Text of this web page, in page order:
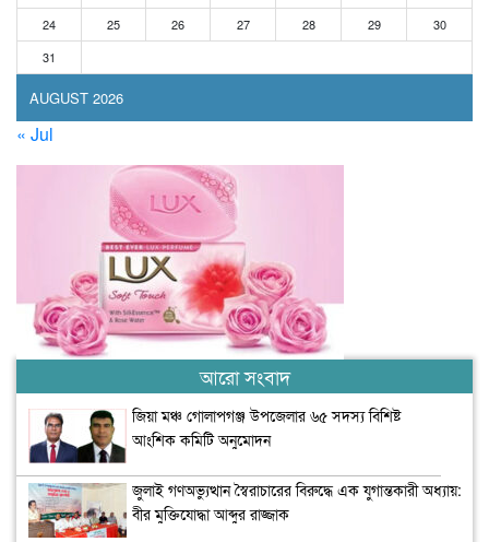
AUGUST 2026
24
25 26 27 28 29
30
31
« Jul
আরো সংবাদ
জিয়া মঞ্চ গোলাপগঞ্জ উপজেলার ৬৫ সদস্য বিশিষ্ট
আংশিক কমিটি অনুমোদন
জুলাই গণঅভ্যুত্থান স্বৈরাচারের বিরুদ্ধে এক যুগান্তকারী অধ্যায়:
বীর মুক্তিযোদ্ধা আব্দুর রাজ্জাক